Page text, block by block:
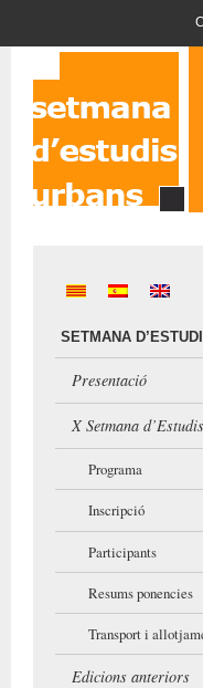
SETMANA
Presentació
X Setmana
Programa
Inscripció
Participants
Resums ponencies
Transport i
Edicions anteriors